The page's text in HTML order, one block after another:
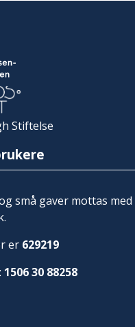
Stiftelse
små gaver mottas med
er 629219
1506 30 88258